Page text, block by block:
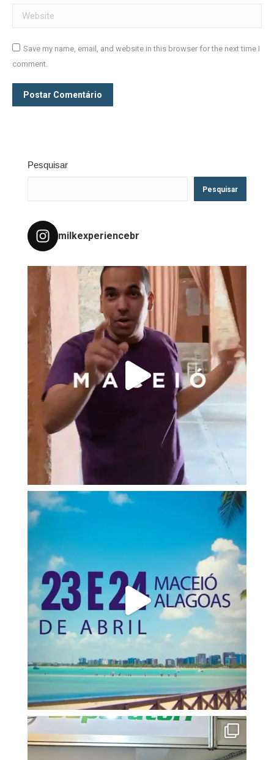
Website
Save my name, email, and website in this browser for the next time I
comment.
Postar Comentário
Pesquisar
Pesquisar
milkexperiencebr